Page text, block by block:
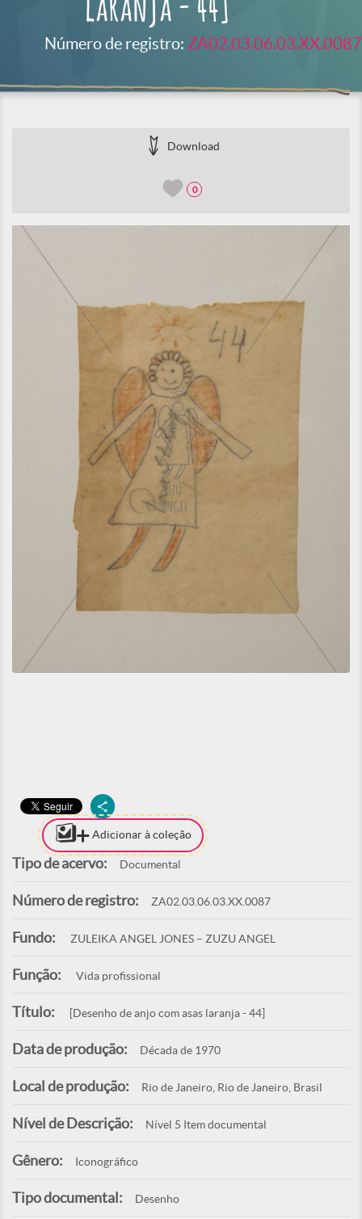
laranja - 44]
Número de registro: ZA02.03.06.03.XX.0087
Download
0
Adicionar à coleção
Tipo de acervo: Documental
Número de registro: ZA02.03.06.03.XX.0087
Fundo: ZULEIKA ANGEL JONES – ZUZU ANGEL
Função: Vida profissional
Título: [Desenho de anjo com asas laranja - 44]
Data de produção: Década de 1970
Local de produção: Rio de Janeiro, Rio de Janeiro, Brasil
Nível de Descrição: Nível 5 Item documental
Gênero: Iconográfico
Tipo documental: Desenho